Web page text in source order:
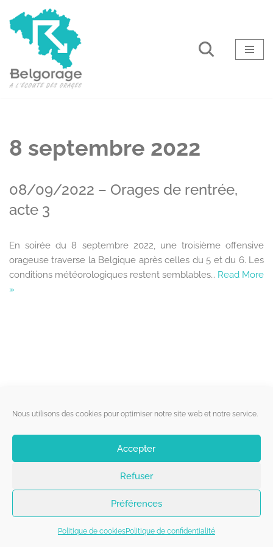
Nous utilisons des cookies pour optimiser notre site web et notre service.
Accepter
Refuser
Préférences
Politique de cookiesPolitique de confidentialité
Aller
8 septembre 2022
08/09/2022 – Orages de rentrée,
acte 3
En soirée du 8 septembre 2022, une troisième offensive
orageuse traverse la Belgique après celles du 5 et du 6. Les
conditions météorologiques restent semblables… Read More
»
Liens utiles
Qui sommes-nous ?
Politique de cookies
Copyright 2026 - Belgorage